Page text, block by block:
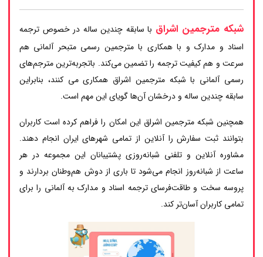
شبکه مترجمین اشراق با سابقه چندین ساله در خصوص ترجمه
اسناد و مدارک و با همکاری با مترجمین رسمی متبحر آلمانی هم
سرعت و هم کیفیت ترجمه را تضمین می‌کند. باتجربه‌ترین مترجم‌های
رسمی آلمانی با شبکه مترجمین اشراق همکاری می کنند، بنابراین
سابقه چندین ساله و درخشان آن‌ها گویای این مهم است.
همچنین شبکه مترجمین اشراق این امکان را فراهم کرده است کاربران
بتوانند ثبت سفارش را آنلاین از تمامی شهرهای ایران انجام دهند.
مشاوره آنلاین و تلفنی شبانه‌روزی پشتیبانان این مجموعه در هر
ساعت از شبانه‌روز انجام می‌شود تا باری از دوش هم‌وطنان بردارند و
پروسه سخت و طاقت‌فرسای ترجمه اسناد و مدارک به آلمانی را برای
تمامی کاربران آسان‌تر کند.